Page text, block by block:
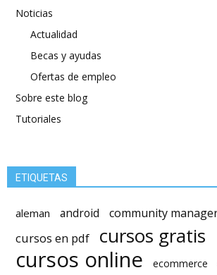
Noticias
Actualidad
Becas y ayudas
Ofertas de empleo
Sobre este blog
Tutoriales
ETIQUETAS
aleman android community
cursos en pdf cursos gratis
cursos online ecommerce